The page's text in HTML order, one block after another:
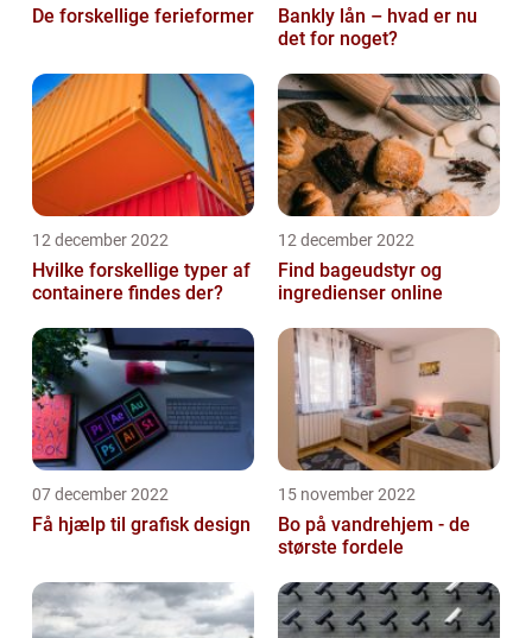
De forskellige ferieformer
Bankly lån – hvad er nu
det for noget?
12 december 2022
Hvilke forskellige typer af
containere findes der?
12 december 2022
Find bageudstyr og
ingredienser online
07 december 2022
Få hjælp til grafisk design
15 november 2022
Bo på vandrehjem - de
største fordele